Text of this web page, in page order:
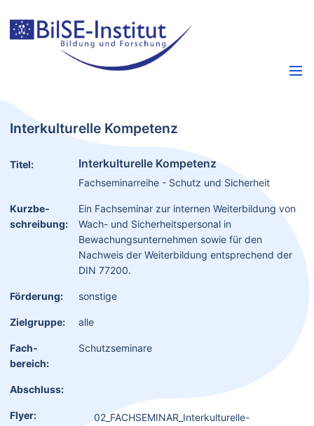
Interkulturelle Kompetenz
Titel: Interkulturelle Kompetenz
Fachseminarreihe - Schutz und Sicherheit
Kurzbe­
schreibung:
Ein Fachseminar zur internen Weiterbildung von
Wach- und Sicherheitspersonal in
Bewachungsunternehmen sowie für den
Nachweis der Weiterbildung entsprechend der
DIN 77200.
Förderung: sonstige
Zielgruppe: alle
Fach­
bereich:
Schutzseminare
Abschluss:
Flyer:
02_FACHSEMINAR_Interkulturelle-